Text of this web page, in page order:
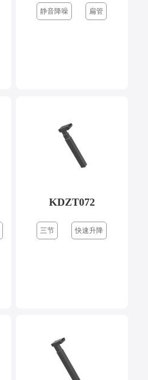
静音降噪 扁管
KDZT072
三节 快速升降